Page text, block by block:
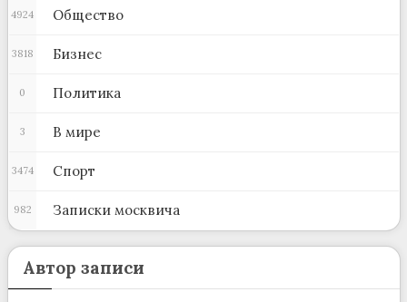
Общество
4924
Бизнес
3818
Политика
0
В мире
3
Спорт
3474
Записки москвича
982
Автор записи